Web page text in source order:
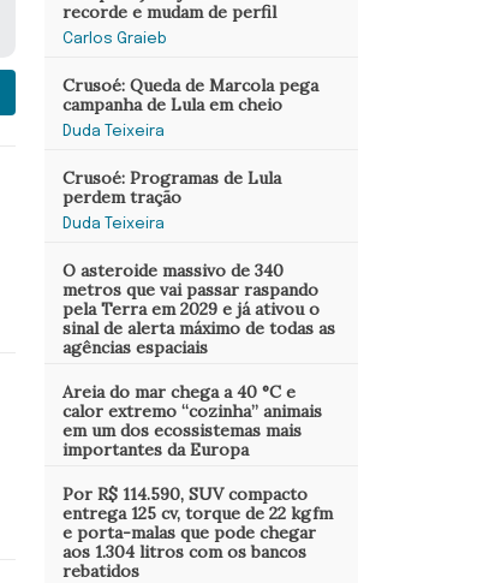
recorde e mudam de perfil
Carlos Graieb
Crusoé: Queda de Marcola pega
campanha de Lula em cheio
Duda Teixeira
Crusoé: Programas de Lula
perdem tração
Duda Teixeira
O asteroide massivo de 340
metros que vai passar raspando
pela Terra em 2029 e já ativou o
sinal de alerta máximo de todas as
agências espaciais
Areia do mar chega a 40 °C e
calor extremo “cozinha” animais
em um dos ecossistemas mais
importantes da Europa
Por R$ 114.590, SUV compacto
entrega 125 cv, torque de 22 kgfm
e porta-malas que pode chegar
aos 1.304 litros com os bancos
rebatidos